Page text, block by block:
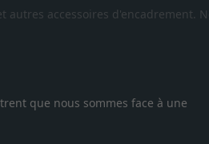
accessoires d'encadrement.
que nous sommes face à une